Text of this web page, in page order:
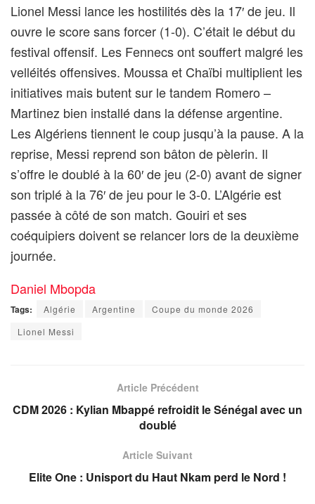
Lionel Messi lance les hostilités dès la 17′ de jeu. Il
ouvre le score sans forcer (1-0). C’était le début du
festival offensif. Les Fennecs ont souffert malgré les
velléités offensives. Moussa et Chaïbi multiplient les
initiatives mais butent sur le tandem Romero –
Martinez bien installé dans la défense argentine.
Les Algériens tiennent le coup jusqu’à la pause. A la
reprise, Messi reprend son bâton de pèlerin. Il
s’offre le doublé à la 60′ de jeu (2-0) avant de signer
son triplé à la 76′ de jeu pour le 3-0. L’Algérie est
passée à côté de son match. Gouiri et ses
coéquipiers doivent se relancer lors de la deuxième
journée.
Daniel Mbopda
Tags: Algérie Argentine
Coupe du monde 2026
Lionel Messi
Article Précédent
CDM 2026 : Kylian Mbappé refroidit le Sénégal avec un
doublé
Article Suivant
Elite One : Unisport du Haut Nkam perd le Nord !